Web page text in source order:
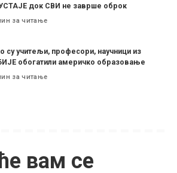
док СВИ не заврше оброк
за читање
су учитељи, професори, научници из
обогатили америчко образовање
за читање
вам се